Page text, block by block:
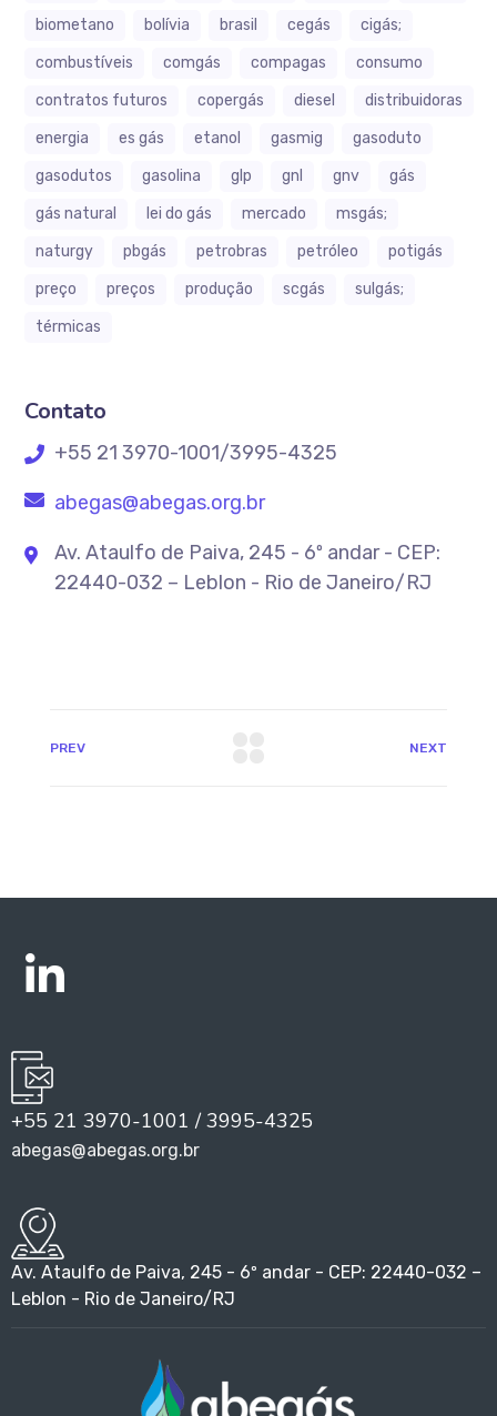
biometano
bolívia brasil cegás
cigás;
combustíveis
comgás compagas
consumo
contratos futuros
copergás diesel
distribuidoras
energia
es gás etanol gasmig
gasoduto
gasodutos
gasolina glp gnl gnv
gás
gás natural
lei do gás mercado
msgás;
naturgy
pbgás petrobras petróleo
potigás
preço
preços produção scgás
sulgás;
térmicas
Contato
+55 21 3970-1001/3995-4325
abegas@abegas.org.br
Av. Ataulfo de Paiva, 245 - 6º andar - CEP:
22440-032 – Leblon - Rio de Janeiro/RJ
PREV NEXT
+55 21 3970-1001 / 3995-4325
abegas@abegas.org.br
Av. Ataulfo de Paiva, 245 - 6º andar - CEP: 22440-032 –
Leblon - Rio de Janeiro/RJ